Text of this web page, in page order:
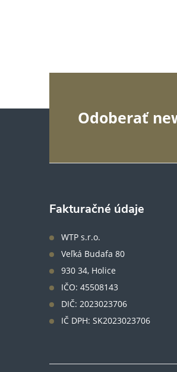
Odoberať
Fakturačné údaje
WTP s.r.o.
Veľká Budafa 80
930 34, Holice
IČO: 45508143
DIČ: 2023023706
IČ DPH: SK2023023706